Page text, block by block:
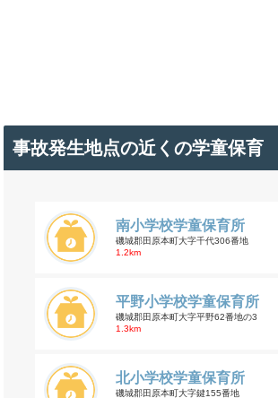
事故発生地点の近くの学童保育
南小学校学童保育所
磯城郡田原本町大字千代306番地
1.2km
平野小学校学童保育所
磯城郡田原本町大字平野62番地の3
1.3km
北小学校学童保育所
磯城郡田原本町大字鍵155番地